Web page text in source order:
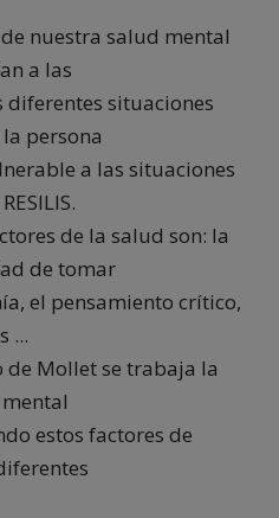
nuestra salud mental
a las
situaciones
persona
a las situaciones
de la salud son: la
de tomar
el pensamiento crítico,
...
de Mollet se trabaja la
estos factores de